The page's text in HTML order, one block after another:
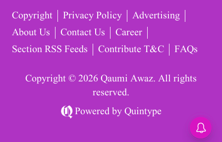
Copyright Privacy Policy
Advertising
About Us
Contact Us
Career
Section RSS Feeds
Contribute T&C FAQs
Copyright © 2026 Qaumi Awaz. All rights
reserved.
Powered byQuintype